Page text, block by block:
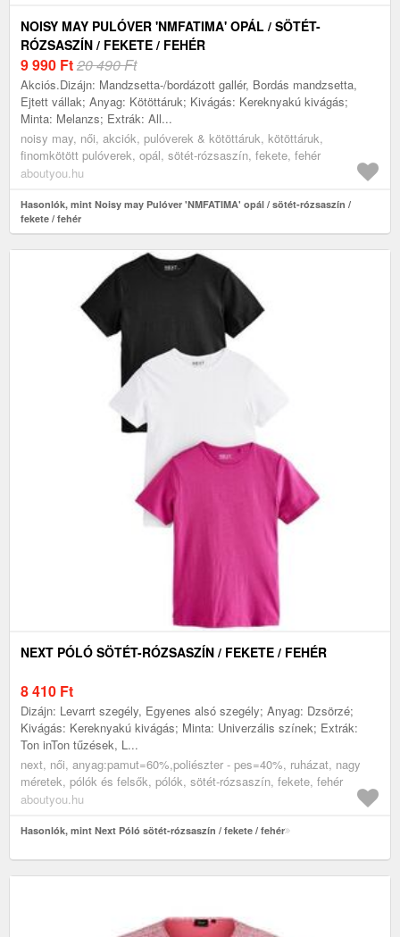
NOISY MAY PULÓVER 'NMFATIMA' OPÁL / SÖTÉT-
RÓZSASZÍN / FEKETE / FEHÉR
9 990 Ft20 490 Ft
Akciós.Dizájn: Mandzsetta-/bordázott gallér, Bordás mandzsetta,
Ejtett vállak; Anyag: Kötöttáruk; Kivágás: Kereknyakú kivágás;
Minta: Melanzs; Extrák: All...
noisy may, női, akciók, pulóverek & kötöttáruk, kötöttáruk,
finomkötött pulóverek, opál, sötét-rózsaszín, fekete, fehér
aboutyou.hu
Hasonlók, mint Noisy may Pulóver 'NMFATIMA' opál / sötét-rózsaszín /
fekete / fehér
NEXT PÓLÓ SÖTÉT-RÓZSASZÍN / FEKETE / FEHÉR
8 410 Ft
Dizájn: Levarrt szegély, Egyenes alsó szegély; Anyag: Dzsörzé;
Kivágás: Kereknyakú kivágás; Minta: Univerzális színek; Extrák:
Ton inTon tűzések, L...
next, női, anyag:pamut=60%,poliészter - pes=40%, ruházat, nagy
méretek, pólók és felsők, pólók, sötét-rózsaszín, fekete, fehér
aboutyou.hu
Hasonlók, mint Next Póló sötét-rózsaszín / fekete / fehér